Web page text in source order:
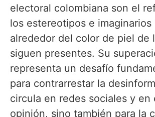
electoral colombiana son el
los estereotipos e
alrededor del color de piel de
siguen presentes. Su
representa un desafío
para contrarrestar la
circula en redes sociales y en
opinión, sino también para la